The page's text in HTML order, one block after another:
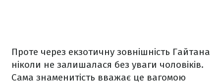
Проте через екзотичну зовнішність Гайтана
ніколи не залишалася без уваги чоловіків.
Сама знаменитість вважає це вагомою